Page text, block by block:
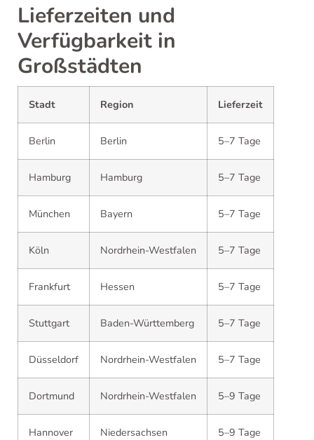
Lieferzeiten und
Verfügbarkeit in
Großstädten
Stadt Region Lieferzeit
Berlin Berlin 5–7 Tage
Hamburg Hamburg 5–7 Tage
München Bayern 5–7 Tage
Köln Nordrhein-Westfalen 5–7 Tage
Frankfurt Hessen 5–7 Tage
Stuttgart Baden-Württemberg 5–7 Tage
Düsseldorf Nordrhein-Westfalen 5–7 Tage
Dortmund Nordrhein-Westfalen 5–9 Tage
Hannover Niedersachsen 5–9 Tage